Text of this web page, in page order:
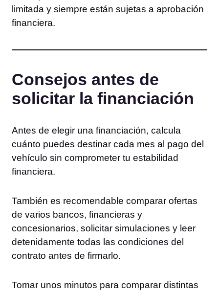
limitada y siempre están sujetas a aprobación
financiera.
Consejos antes de
solicitar la financiación
Antes de elegir una financiación, calcula
cuánto puedes destinar cada mes al pago del
vehículo sin comprometer tu estabilidad
financiera.
También es recomendable comparar ofertas
de varios bancos, financieras y
concesionarios, solicitar simulaciones y leer
detenidamente todas las condiciones del
contrato antes de firmarlo.
Tomar unos minutos para comparar distintas